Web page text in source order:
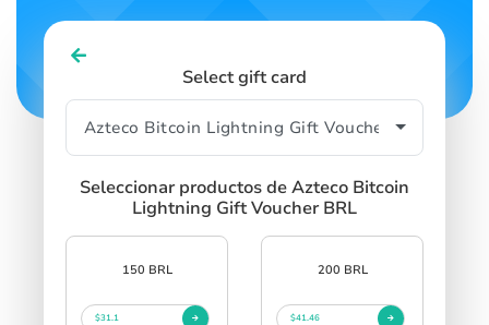
Select gift card
Seleccionar productos de Azteco Bitcoin
Lightning Gift Voucher BRL
150 BRL
$31.1
200 BRL
$41.46